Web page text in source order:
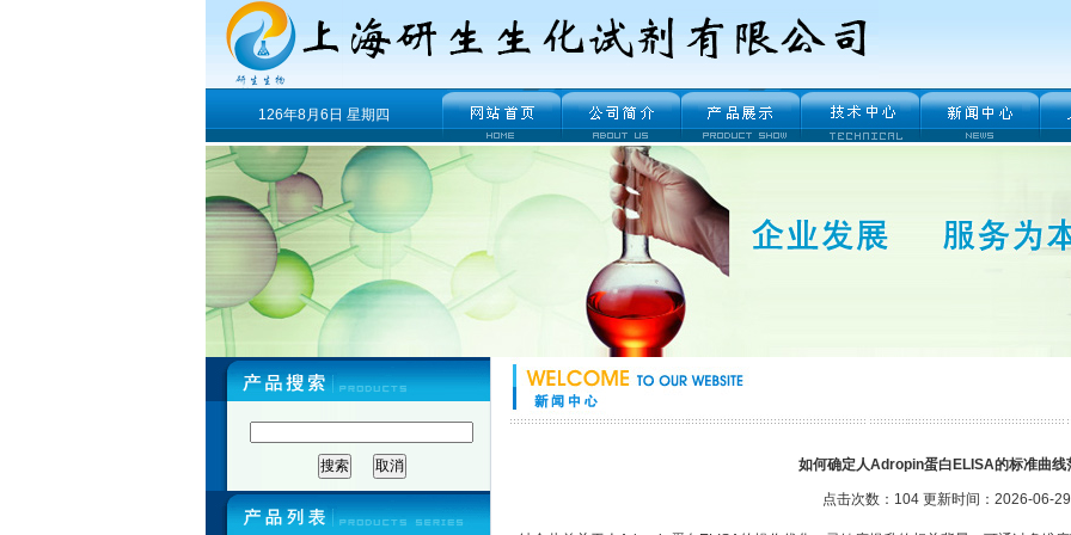
126年8月6日 星期四
如何确定人Adropin蛋白ELISA的标准曲线
点击次数：104 更新时间：2026-06-29